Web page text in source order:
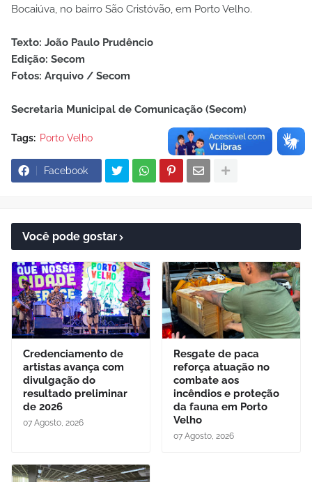
Bocaiúva, no bairro São Cristóvão, em Porto Velho.
Texto: João Paulo Prudêncio
Edição: Secom
Fotos: Arquivo / Secom
Secretaria Municipal de Comunicação (Secom)
Tags: Porto Velho
Facebook
Você pode gostar
Credenciamento de
artistas avança com
divulgação do
resultado preliminar
de 2026
07 Agosto, 2026
Resgate de paca
reforça atuação no
combate aos
incêndios e proteção
da fauna em Porto
Velho
07 Agosto, 2026